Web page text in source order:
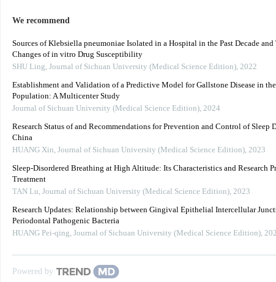
We recommend
Sources of Klebsiella pneumoniae Isolated in a Hospital in the Past Decade and
Changes of in vitro Drug Susceptibility
SHU Ling, Journal of Sichuan University (Medical Science Edition), 2022
Establishment and Validation of a Predictive Model for Gallstone Disease in
Population: A Multicenter Study
Journal of Sichuan University (Medical Science Edition), 2024
Research Status of and Recommendations for Prevention and Control of Sleep
China
HUANG Xin, Journal of Sichuan University (Medical Science Edition), 2023
Sleep-Disordered Breathing at High Altitude: Its Characteristics and Research
Treatment
TAN Lu, Journal of Sichuan University (Medical Science Edition), 2023
Research Updates: Relationship between Gingival Epithelial Intercellular
Periodontal Pathogenic Bacteria
HUANG Pei-qing, Journal of Sichuan University (Medical Science Edition),
Powered by